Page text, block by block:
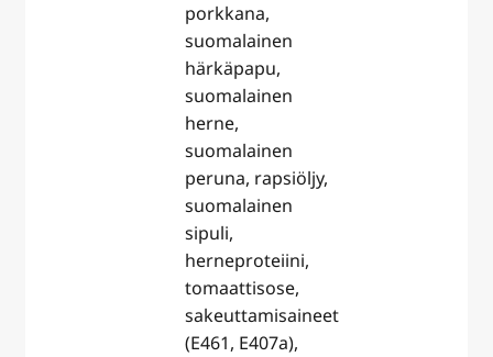
porkkana,
suomalainen
härkäpapu,
suomalainen
herne,
suomalainen
peruna, rapsiöljy,
suomalainen
sipuli,
herneproteiini,
tomaattisose,
sakeuttamisaineet
(E461, E407a),